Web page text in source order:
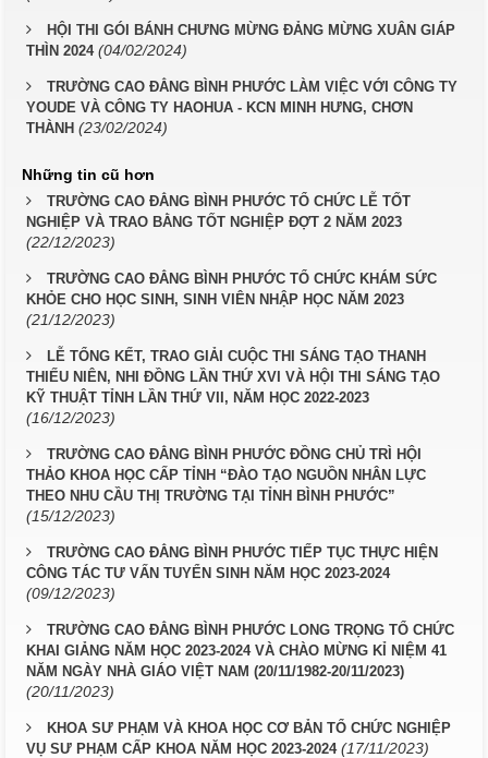
HỘI THI GÓI BÁNH CHƯNG MỪNG ĐẢNG MỪNG XUÂN GIÁP
THÌN 2024 (04/02/2024)
TRƯỜNG CAO ĐẲNG BÌNH PHƯỚC LÀM VIỆC VỚI CÔNG TY
YOUDE VÀ CÔNG TY HAOHUA - KCN MINH HƯNG, CHƠN
THÀNH (23/02/2024)
Những tin cũ hơn
TRƯỜNG CAO ĐẲNG BÌNH PHƯỚC TỔ CHỨC LỄ TỐT
NGHIỆP VÀ TRAO BẰNG TỐT NGHIỆP ĐỢT 2 NĂM 2023
(22/12/2023)
TRƯỜNG CAO ĐẲNG BÌNH PHƯỚC TỔ CHỨC KHÁM SỨC
KHỎE CHO HỌC SINH, SINH VIÊN NHẬP HỌC NĂM 2023
(21/12/2023)
LỄ TỔNG KẾT, TRAO GIẢI CUỘC THI SÁNG TẠO THANH
THIẾU NIÊN, NHI ĐỒNG LẦN THỨ XVI VÀ HỘI THI SÁNG TẠO
KỸ THUẬT TỈNH LẦN THỨ VII, NĂM HỌC 2022-2023
(16/12/2023)
TRƯỜNG CAO ĐẲNG BÌNH PHƯỚC ĐỒNG CHỦ TRÌ HỘI
THẢO KHOA HỌC CẤP TỈNH “ĐÀO TẠO NGUỒN NHÂN LỰC
THEO NHU CẦU THỊ TRƯỜNG TẠI TỈNH BÌNH PHƯỚC”
(15/12/2023)
TRƯỜNG CAO ĐẲNG BÌNH PHƯỚC TIẾP TỤC THỰC HIỆN
CÔNG TÁC TƯ VẤN TUYỂN SINH NĂM HỌC 2023-2024
(09/12/2023)
TRƯỜNG CAO ĐẲNG BÌNH PHƯỚC LONG TRỌNG TỔ CHỨC
KHAI GIẢNG NĂM HỌC 2023-2024 VÀ CHÀO MỪNG KỈ NIỆM 41
NĂM NGÀY NHÀ GIÁO VIỆT NAM (20/11/1982-20/11/2023)
(20/11/2023)
KHOA SƯ PHẠM VÀ KHOA HỌC CƠ BẢN TỔ CHỨC NGHIỆP
VỤ SƯ PHẠM CẤP KHOA NĂM HỌC 2023-2024 (17/11/2023)